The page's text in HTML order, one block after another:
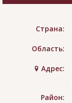
Страна:
Область:
Адрес:
Район: